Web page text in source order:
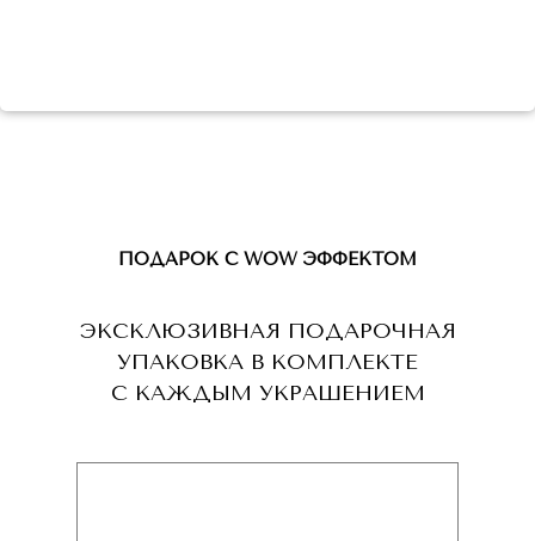
ЭКСКЛЮЗИВНАЯ ПОДАРОЧНАЯ
УПАКОВКА В КОМПЛЕКТЕ
С КАЖДЫМ УКРАШЕНИЕМ
ПОДАРОК С WOW ЭФФЕКТОМ